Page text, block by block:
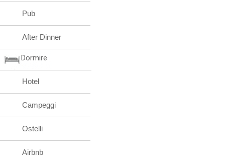
Pub
After Dinner
Dormire
Hotel
Campeggi
Ostelli
Airbnb